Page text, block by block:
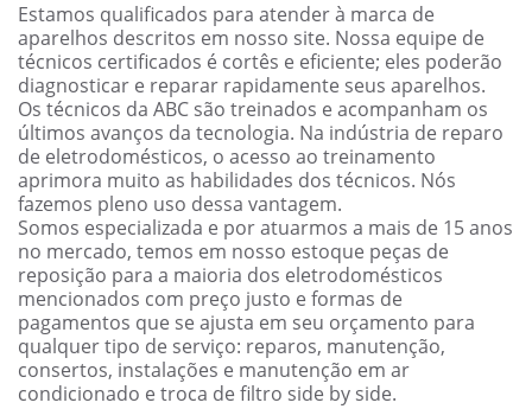
Estamos qualificados para atender à marca de
aparelhos descritos em nosso site. Nossa equipe de
técnicos certificados é cortês e eficiente; eles poderão
diagnosticar e reparar rapidamente seus aparelhos.
Os técnicos da ABC são treinados e acompanham os
últimos avanços da tecnologia. Na indústria de reparo
de eletrodomésticos, o acesso ao treinamento
aprimora muito as habilidades dos técnicos. Nós
fazemos pleno uso dessa vantagem.
Somos especializada e por atuarmos a mais de 15 anos
no mercado, temos em nosso estoque peças de
reposição para a maioria dos eletrodomésticos
mencionados com preço justo e formas de
pagamentos que se ajusta em seu orçamento para
qualquer tipo de serviço: reparos, manutenção,
consertos, instalações e manutenção em ar
condicionado e troca de filtro side by side.